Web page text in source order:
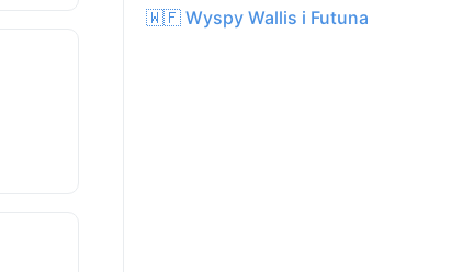
🇼🇫 Wyspy Wallis i Futuna